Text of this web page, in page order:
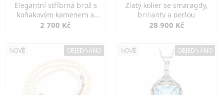
Elegantní stříbrná brož s
koňakovým kamenem a
markazity
2 700 Kč
Zlatý kolier se smaragdy,
brilianty a perlou
28 900 Kč
NOVÉ OBJEDNÁNO NOVÉ OBJEDNÁNO